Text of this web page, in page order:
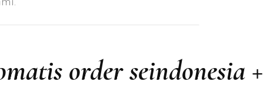
Kalimantan
order seindonesia +